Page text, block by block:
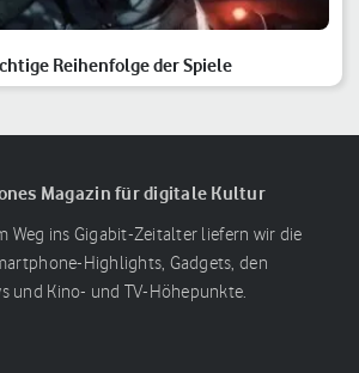
Reihenfolge der Spiele
Magazin für digitale Kultur
Weg ins Gigabit-Zeitalter liefern wir die
Highlights, Gadgets, den
und Kino- und TV-Höhepunkte.